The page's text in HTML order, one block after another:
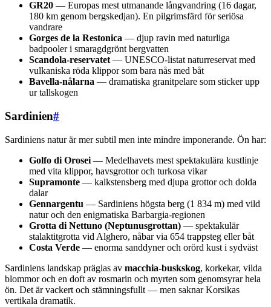
GR20 — Europas mest utmanande långvandring (16 dagar,
180 km genom bergskedjan). En pilgrimsfärd för seriösa
vandrare
Gorges de la Restonica — djup ravin med naturliga
badpooler i smaragdgrönt bergvatten
Scandola-reservatet — UNESCO-listat naturreservat med
vulkaniska röda klippor som bara nås med båt
Bavella-nålarna — dramatiska granitpelare som sticker upp
ur tallskogen
Sardinien#
Sardiniens natur är mer subtil men inte mindre imponerande. Ön har:
Golfo di Orosei — Medelhavets mest spektakulära kustlinje
med vita klippor, havsgrottor och turkosa vikar
Supramonte — kalkstensberg med djupa grottor och dolda
dalar
Gennargentu — Sardiniens högsta berg (1 834 m) med vild
natur och den enigmatiska Barbargia-regionen
Grotta di Nettuno (Neptunusgrottan) — spektakulär
stalaktitgrotta vid Alghero, nåbar via 654 trappsteg eller båt
Costa Verde — enorma sanddyner och orörd kust i sydväst
Sardiniens landskap präglas av macchia-buskskog, korkekar, vilda
blommor och en doft av rosmarin och myrten som genomsyrar hela
ön. Det är vackert och stämningsfullt — men saknar Korsikas
vertikala dramatik.